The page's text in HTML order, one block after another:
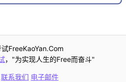
FreeKaoYan.Com
，"为实现人生的Free而奋斗"
联系我们 电子邮件